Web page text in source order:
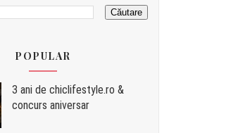
POPULAR
3 ani de chiclifestyle.ro &
concurs aniversar